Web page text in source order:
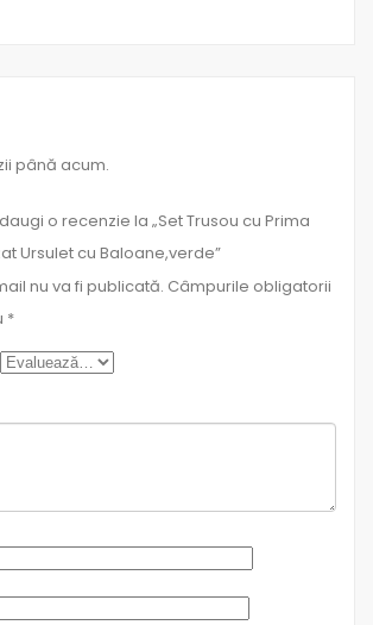
până acum.
o recenzie la „Set Trusou cu Prima
Ursulet cu Baloane,verde”
nu va fi publicată. Câmpurile obligatorii
*